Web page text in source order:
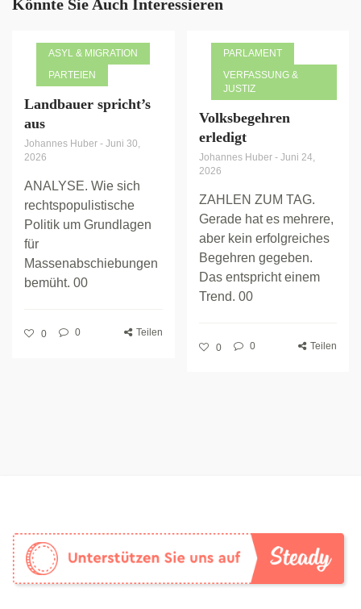
Könnte Sie Auch Interessieren
ASYL & MIGRATION
PARTEIEN
Landbauer spricht’s
aus
Johannes Huber - Juni 30,
2026
ANALYSE. Wie sich
rechtspopulistische
Politik um Grundlagen
für
Massenabschiebungen
bemüht. 00
0 0 Teilen
PARLAMENT
VERFASSUNG &
JUSTIZ
Volksbegehren
erledigt
Johannes Huber - Juni 24,
2026
ZAHLEN ZUM TAG.
Gerade hat es mehrere,
aber kein erfolgreiches
Begehren gegeben.
Das entspricht einem
Trend. 00
0 0 Teilen